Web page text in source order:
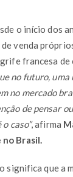
o início dos
venda
francesa de
no futuro,
no mercado
de pensar
caso”, afirma
Brasil.
significa que a